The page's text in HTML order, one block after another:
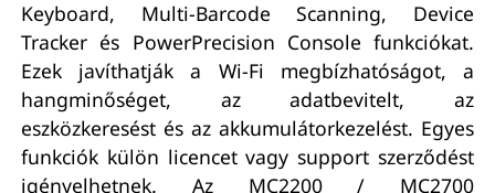
Keyboard, Multi-Barcode Scanning, Device
Tracker és PowerPrecision Console funkciókat.
Ezek javíthatják a Wi-Fi megbízhatóságot, a
hangminőséget, az adatbevitelt, az
eszközkeresést és az akkumulátorkezelést. Egyes
funkciók külön licencet vagy support szerződést
igényelhetnek. Az MC2200 / MC2700